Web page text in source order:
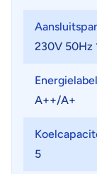
230V 50Hz
A++/A+
5